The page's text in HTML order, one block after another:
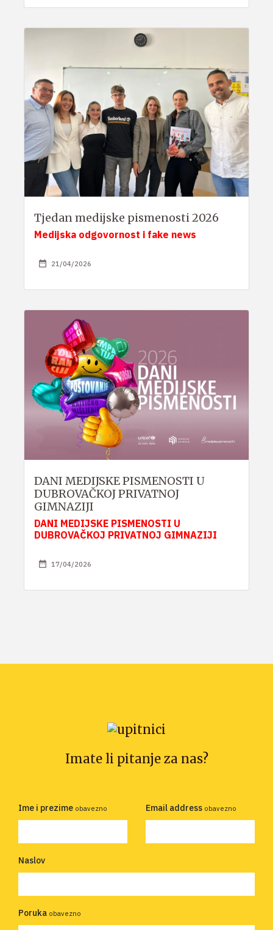
Tjedan medijske pismenosti 2026
Medijska odgovornost i fake news
21/04/2026
DANI MEDIJSKE PISMENOSTI U
DUBROVAČKOJ PRIVATNOJ
GIMNAZIJI
DANI MEDIJSKE PISMENOSTI U
DUBROVAČKOJ PRIVATNOJ GIMNAZIJI
17/04/2026
Imate li pitanje za nas?
Ime i prezime obavezno Email address obavezno
Naslov
Poruka obavezno